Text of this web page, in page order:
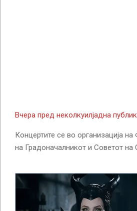
Вчера пред неколкуилјадна
Концертите се во организација
на Градоначалникот и Советот